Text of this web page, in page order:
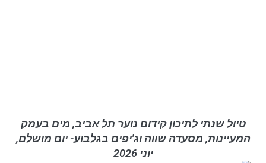
טיול שנתי לתיכון קידום נוער תל אביב, מים בעמק
המעיינות, מסעדה שווה וג'יפים בגלבוע- יום מושלם,
יוני 2026